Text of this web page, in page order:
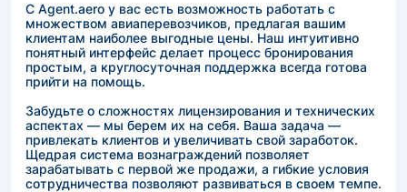
С Agent.aero у вас есть возможность работать с
множеством авиаперевозчиков, предлагая вашим
клиентам наиболее выгодные цены. Наш интуитивно
понятный интерфейс делает процесс бронирования
простым, а круглосуточная поддержка всегда готова
прийти на помощь.
Забудьте о сложностях лицензирования и технических
аспектах — мы берем их на себя. Ваша задача —
привлекать клиентов и увеличивать свой заработок.
Щедрая система вознаграждений позволяет
зарабатывать с первой же продажи, а гибкие условия
сотрудничества позволяют развиваться в своем темпе.